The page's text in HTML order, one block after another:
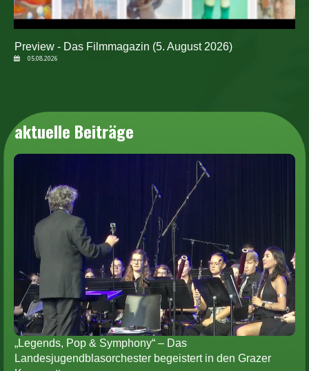
Preview - Das Filmmagazin (5. August 2026)
05.08.2026
aktuelle Beiträge
„Legends, Pop & Symphony“ – Das
Landesjugendblasorchester begeistert in den Grazer